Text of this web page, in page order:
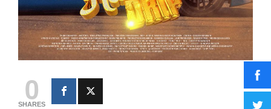
0
SHARES